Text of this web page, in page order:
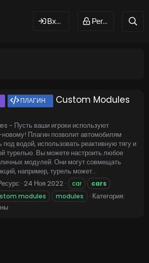
Вход Регистрация
ПЛАГИН
Custom Modules
- Пусть ваши игроки используют
Плагин позволит автомобилям
под водой, использовать реактивную тягу и
турелью. Вы можете настроить любое
модулей. Они могут совмещать
например, турель может...
24 Ноя 2022 car
cars
modules modules
Категория: